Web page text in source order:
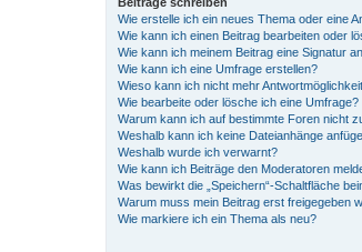
Wie erstelle ich ein neues Thema oder eine
Wie kann ich einen Beitrag bearbeiten oder
Wie kann ich meinem Beitrag eine Signatur
Wie kann ich eine Umfrage erstellen?
Wieso kann ich nicht mehr
Wie bearbeite oder lösche ich eine Umfrage?
Warum kann ich auf bestimmte Foren nicht
Weshalb kann ich keine Dateianhänge
Weshalb wurde ich verwarnt?
Wie kann ich Beiträge den Moderatoren
Was bewirkt die „Speichern“-Schaltfläche
Warum muss mein Beitrag erst freigegeben
Wie markiere ich ein Thema als neu?